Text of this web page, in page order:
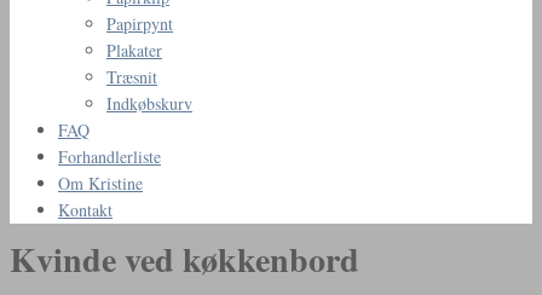
Papirpynt
Plakater
Træsnit
Indkøbskurv
FAQ
Forhandlerliste
Om Kristine
Kontakt
Kvinde ved køkkenbord